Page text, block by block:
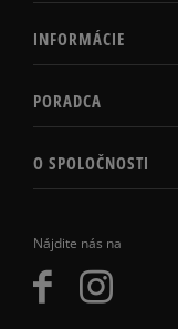
Nájdite nás na
INFORMÁCIE
PORADCA
O SPOLOČNOSTI